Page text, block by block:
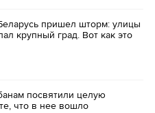
пришел шторм: улицы
крупный град. Вот как это
посвятили целую
что в нее вошло